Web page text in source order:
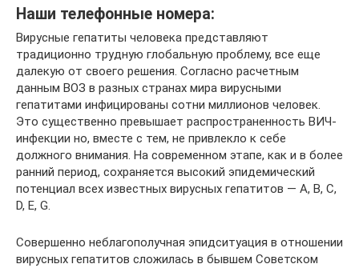
Наши телефонные номера:
Вирусные гепатиты человека представляют
традиционно трудную глобальную проблему, все еще
далекую от своего решения. Согласно расчетным
данным ВОЗ в разных странах мира вирусными
гепатитами инфицированы сотни миллионов человек.
Это существенно превышает распространенность ВИЧ-
инфекции но, вместе с тем, не привлекло к себе
должного внимания. На современном этапе, как и в более
ранний период, сохраняется высокий эпидемический
потенциал всех известных вирусных гепатитов — А, В, С,
D, E, G.
Совершенно неблагополучная эпидситуация в отношении
вирусных гепатитов сложилась в бывшем Советском